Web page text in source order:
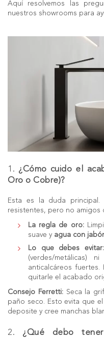
Aquí resolvemos las
nuestros showrooms para
1. ¿Cómo cuido el
Oro o Cobre)?
Esta es la duda
resistentes, pero no amigos
La regla de oro:
suave y agua con
Lo que debes evitar:
(verdes/metálicas)
anticalcáreos
quitarle el acabado
Consejo Ferretti:Seca la
paño seco. Esto evita que
deposite y cree manchas
2. ¿Qué debo